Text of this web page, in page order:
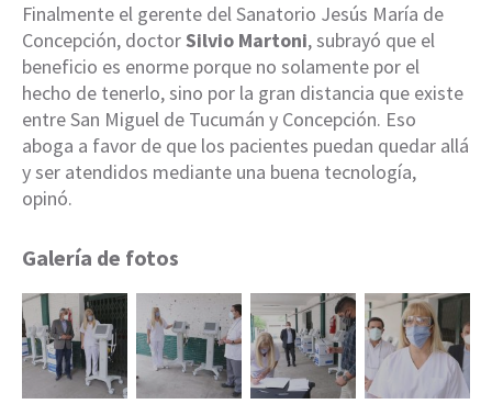
Finalmente el gerente del Sanatorio Jesús María de
Concepción, doctorSilvio Martoni, subrayó que el
beneficio es enorme porque no solamente por el
hecho de tenerlo, sino por la gran distancia que existe
entre San Miguel de Tucumán y Concepción. Eso
aboga a favor de que los pacientes puedan quedar allá
y ser atendidos mediante una buena tecnología,
opinó.
Galería de fotos